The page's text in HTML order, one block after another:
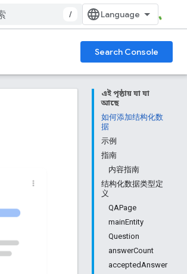
/
Search Console
এই পৃষ্ঠায় যা যা
আছে
如何添加结构化数
据
示例
指南
内容指南
结构化数据类型定
义
QAPage
mainEntity
Question
answerCount
acceptedAnswer